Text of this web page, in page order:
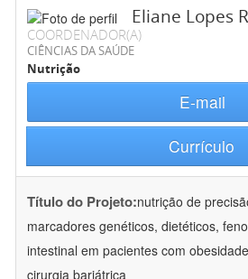
Eliane Lopes
COORDENADOR(A)
CIÊNCIAS DA SAÚDE
Nutrição
E-mail
Currículo
Título do Projeto:nutrição de
marcadores genéticos, dietéticos,
intestinal em pacientes com
cirurgia bariátrica